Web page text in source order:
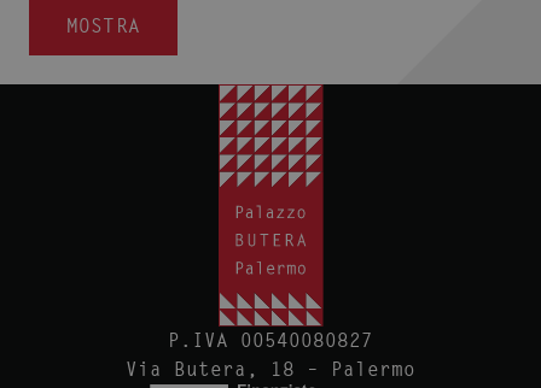
MOSTRA
P.IVA 00540080827
Via Butera, 18 – Palermo